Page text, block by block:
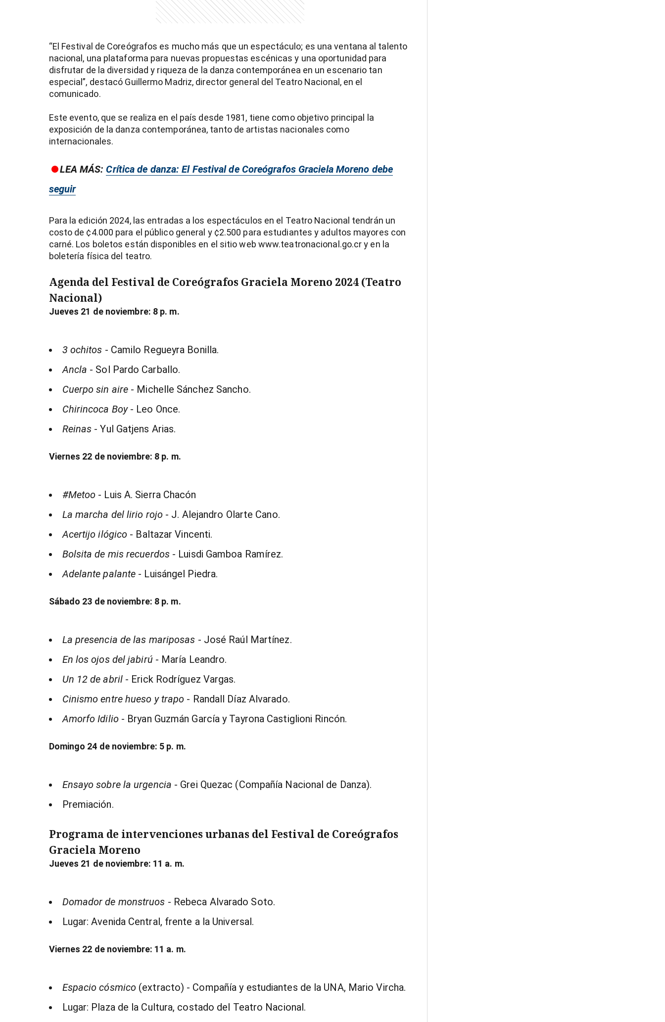
“El Festival de Coreógrafos es mucho más que un espectáculo; es una ventana al talento
nacional, una plataforma para nuevas propuestas escénicas y una oportunidad para
disfrutar de la diversidad y riqueza de la danza contemporánea en un escenario tan
especial”, destacó Guillermo Madriz, director general del Teatro Nacional, en el
comunicado.
Este evento, que se realiza en el país desde 1981, tiene como objetivo principal la
exposición de la danza contemporánea, tanto de artistas nacionales como
internacionales.
LEA MÁS: Crítica de danza: El Festival de Coreógrafos Graciela Moreno debe
seguir
Para la edición 2024, las entradas a los espectáculos en el Teatro Nacional tendrán un
costo de ¢4.000 para el público general y ¢2.500 para estudiantes y adultos mayores con
carné. Los boletos están disponibles en el sitio web www.teatronacional.go.cr y en la
boletería física del teatro.
Agenda del Festival de Coreógrafos Graciela Moreno 2024 (Teatro
Nacional)
Jueves 21 de noviembre: 8 p. m.
3 ochitos - Camilo Regueyra Bonilla.
Ancla - Sol Pardo Carballo.
Cuerpo sin aire - Michelle Sánchez Sancho.
Chirincoca Boy- Leo Once.
Reinas - Yul Gatjens Arias.
Viernes 22 de noviembre: 8 p. m.
#Metoo - Luis A. Sierra Chacón
La marcha del lirio rojo- J. Alejandro Olarte Cano.
Acertijo ilógico - Baltazar Vincenti.
Bolsita de mis recuerdos- Luisdi Gamboa Ramírez.
Adelante palante - Luisángel Piedra.
Sábado 23 de noviembre: 8 p. m.
La presencia de las mariposas - José Raúl Martínez.
En los ojos del jabirú- María Leandro.
Un 12 de abril- Erick Rodríguez Vargas.
Cinismo entre hueso y trapo - Randall Díaz Alvarado.
Amorfo Idilio- Bryan Guzmán García y Tayrona Castiglioni Rincón.
Domingo 24 de noviembre: 5 p. m.
Ensayo sobre la urgencia - Grei Quezac (Compañía Nacional de Danza).
Premiación.
Programa de intervenciones urbanas del Festival de Coreógrafos
Graciela Moreno
Jueves 21 de noviembre: 11 a. m.
Domador de monstruos - Rebeca Alvarado Soto.
Lugar: Avenida Central, frente a la Universal.
Viernes 22 de noviembre: 11 a. m.
Espacio cósmico (extracto) - Compañía y estudiantes de la UNA, Mario Vircha.
Lugar: Plaza de la Cultura, costado del Teatro Nacional.